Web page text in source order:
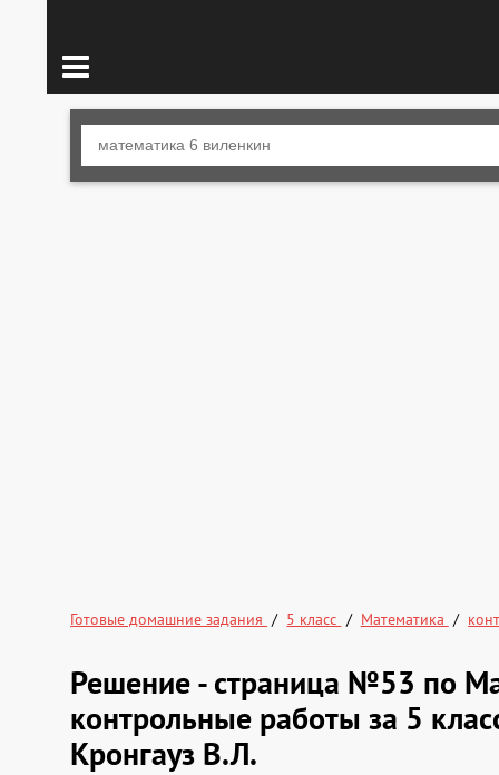
Готовые домашние задания 5 класс Математика
Решение - страница №53 по
контрольные работы за 5
Кронгауз В.Л.